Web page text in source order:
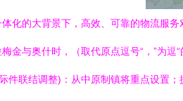
化的大背景下，高效、可靠的物流
金与奥什时，（取代原点逗号“，”为
件联结调整)：从中原制镇将重点设置